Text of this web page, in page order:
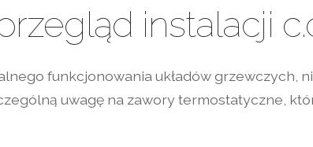
instalacji
funkcjonowania układów grzewczych,
uwagę na zawory termostatyczne,